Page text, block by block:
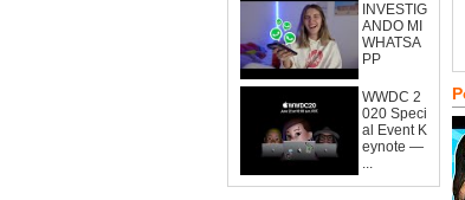
INVESTIG
ANDO MI
WHATSA
PP
WWDC 2
020 Speci
al Event K
eynote —
...